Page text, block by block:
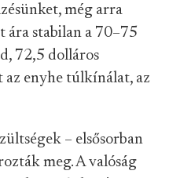
még arra
stabilan a 70–75
72,5 dolláros
enyhe túlkínálat, az
– elsősorban
meg. A valóság